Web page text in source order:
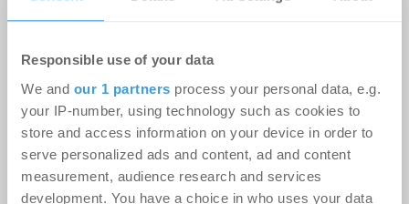
Responsible use of your data
We and our 1 partners process your personal data, e.g.
your IP-number, using technology such as cookies to
store and access information on your device in order to
serve personalized ads and content, ad and content
measurement, audience research and services
development. You have a choice in who uses your data
registriert, erstellen Sie sich jetzt Ihren
kostenlosen Account, um auf die neusten ...